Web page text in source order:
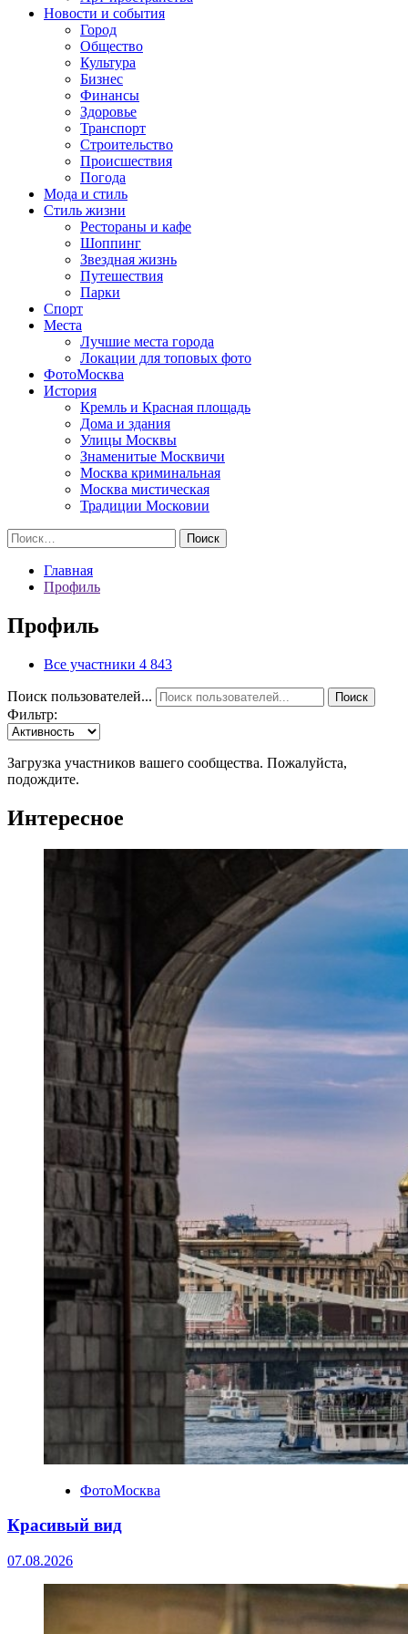
Новости и события
Город
Общество
Культура
Бизнес
Финансы
Здоровье
Транспорт
Строительство
Происшествия
Погода
Мода и стиль
Стиль жизни
Рестораны и кафе
Шоппинг
Звездная жизнь
Путешествия
Парки
Спорт
Места
Лучшие места города
Локации для топовых фото
ФотоМосква
История
Кремль и Красная площадь
Дома и здания
Улицы Москвы
Знаменитые Москвичи
Москва криминальная
Москва мистическая
Традиции Московии
Найти:
Главная
Профиль
Профиль
Все участники 4 843
Поиск пользователей... Поиск
Фильтр:
Загрузка участников вашего сообщества. Пожалуйста,
подождите.
Интересное
ФотоМосква
Красивый вид
07.08.2026